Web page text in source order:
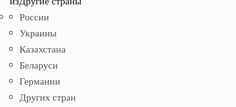
России
Украины
Казахстана
Беларуси
Германии
Других стран